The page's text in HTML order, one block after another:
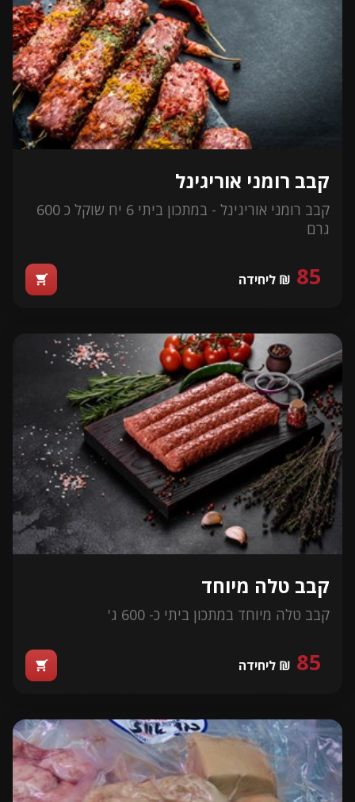
קבב רומני אוריגינל
קבב רומני אוריגינל - במתכון ביתי 6 יח שוקל כ 600
גרם
85 ₪ ליחידה shopping_cart
קבב טלה מיוחד
קבב טלה מיוחד במתכון ביתי כ- 600 ג'
85 ₪ ליחידה shopping_cart